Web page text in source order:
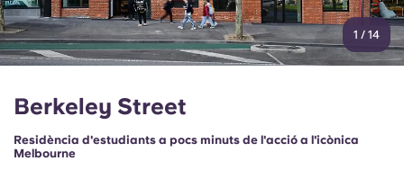
1 / 14
Berkeley Street
Residència d'estudiants a pocs minuts de l'acció a l'icònica
Melbourne